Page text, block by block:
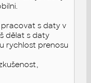
pracovat s daty v
dělat s daty
rychlost prenosu